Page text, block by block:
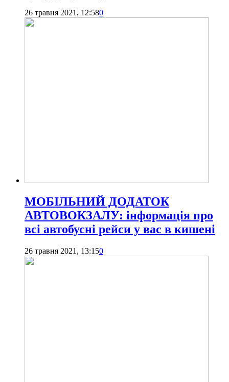
26 травня 2021, 12:580
МОБІЛЬНИЙ ДОДАТОК
АВТОВОКЗАЛУ: інформація про
всі автобусні рейси у вас в кишені
26 травня 2021, 13:150